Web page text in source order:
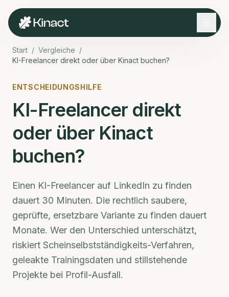
Start / Vergleiche /
KI-Freelancer direkt oder über Kinact buchen?
ENTSCHEIDUNGSHILFE
KI-Freelancer direkt
oder über Kinact
buchen?
Einen KI-Freelancer auf LinkedIn zu finden
dauert 30 Minuten. Die rechtlich saubere,
geprüfte, ersetzbare Variante zu finden dauert
Monate. Wer den Unterschied unterschätzt,
riskiert Scheinselbstständigkeits-Verfahren,
geleakte Trainingsdaten und stillstehende
Projekte bei Profil-Ausfall.